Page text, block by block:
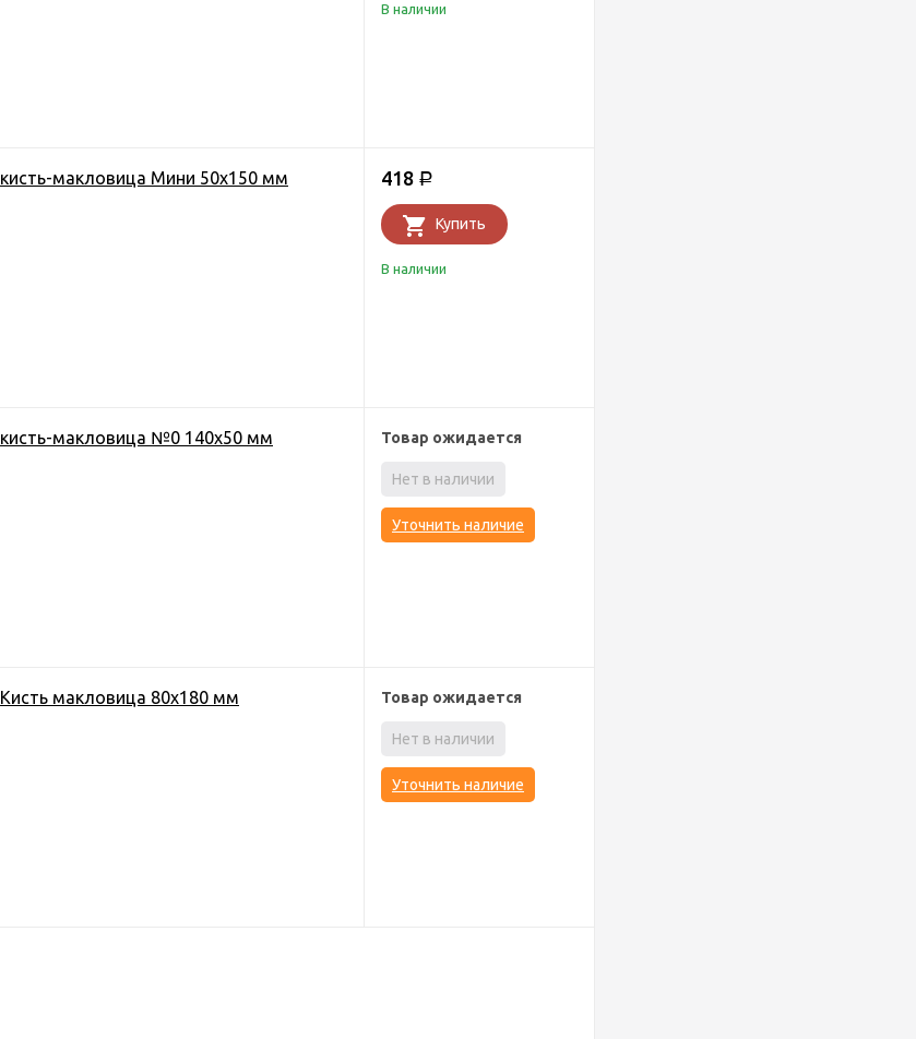
В наличии
кисть-макловица Мини 50х150 мм 418 Р
Купить
В наличии
кисть-макловица №0 140х50 мм Товар ожидается
Нет в наличии
Уточнить наличие
Кисть макловица 80х180 мм Товар ожидается
Нет в наличии
Уточнить наличие